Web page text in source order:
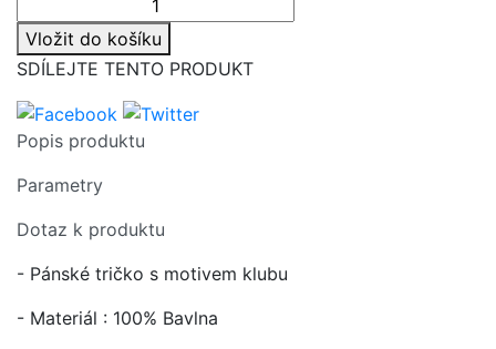
Vložit do košíku
SDÍLEJTE TENTO PRODUKT
Popis produktu
Parametry
Dotaz k produktu
- Pánské tričko s motivem klubu
- Materiál : 100% Bavlna